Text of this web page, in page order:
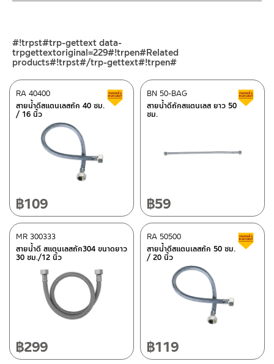
ศูนย์บริการและอะไหล่ กรุงเทพฯ
662/61-62 ถนน พระราม3 แขวงบางโพงพาง เขตยานนาวา กรุงเทพฯ
โทร: 02-358-0080 / 080-075-8668 / 091-545-0556
ศูนย์บริการและอะไหล่
118/33 โครงการอรสิริน ม.8 ต.สันปูเลย อ.ดอยสะเก็ด เชียงใหม่
50220
โทร: 080-075-2626
วันและเวลาทำการ
วันจันทร์ – วันศุกร์ เวลา 8:30-17:30 น.
วันเสาร์ เวลา 8:30-15:00 น.
– Shopee
–Lazada
–ซื้อสินค้าชิ้นนี้บน Shopee>>คลิกที่นี่<<
–ซื้อสินค้าชิ้นนี้บน Lazada>> คลิกที่นี่<<
ติดต่อพนักงานขาย / Contact Sales Staff
โทร: 02-285-5795
@charnpaiboon.sales
ติดต่อ ชาญไพบูลย์ / Contact Us คลิกที่นี่
#!trpst#trp-gettext data-
trpgettextoriginal=229#!trpen#Related
products#!trpst#/trp-gettext#!trpen#
สายน้ำดีสแตนเลสถัก 40 ซม.
/ 16 นิ้ว
RA 40400 สินค้าลดราคา เคลียร์สต็อก
฿109
สายน้ำดีถักสแตนเลส ยาว 50
ซม.
BN 50-BAG
฿59
สายน้ำดี สแตนเลสถัก304 ขนาดยาว
30 ซม./12 นิ้ว
MR 300333
฿299
สายน้ำดีสแตนเลสถัก 50 ซม.
/ 20 นิ้ว
RA 50500
฿119